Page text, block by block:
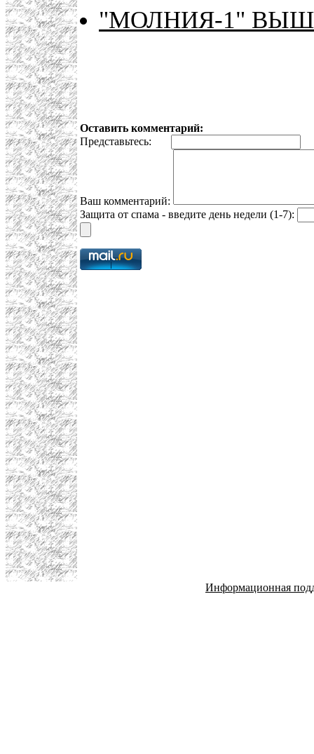
"МОЛНИЯ-1"
Оставить комментарий:
Представьтесь:
Ваш комментарий:
Защита от спама - введите день недели (1-7):
Информационная